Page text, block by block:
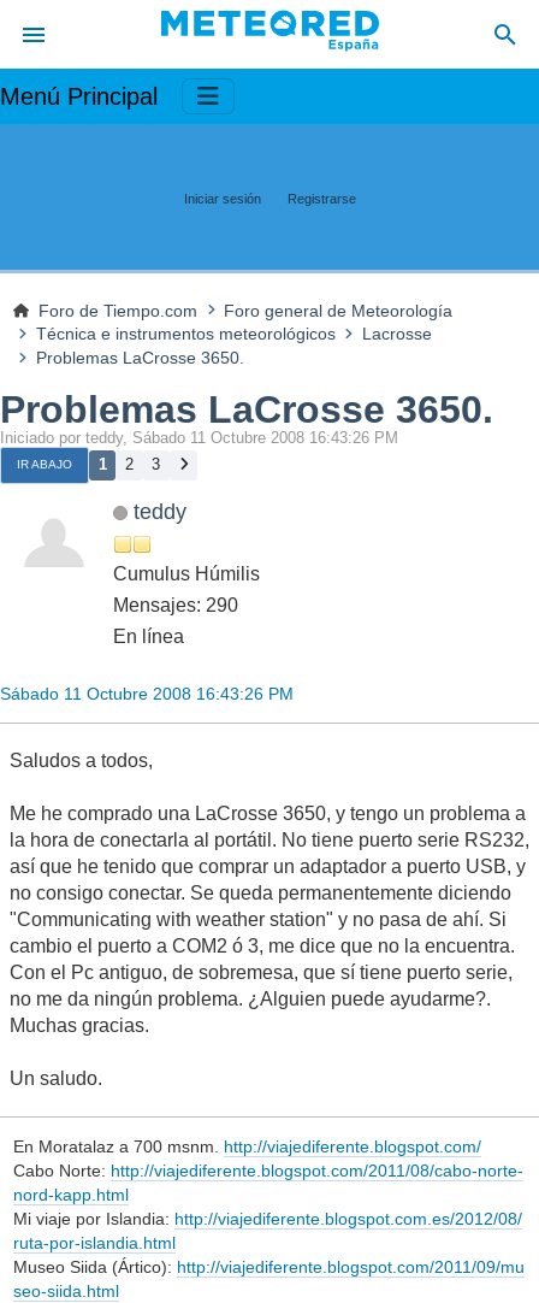
Menú Principal
Iniciar sesión Registrarse
Foro de Tiempo.com
Foro general de Meteorología
Técnica e instrumentos meteorológicos
Lacrosse
Problemas LaCrosse 3650.
Problemas LaCrosse 3650.
Iniciado por teddy, Sábado 11 Octubre 2008 16:43:26 PM
IR ABAJO 1 2 3
teddy
Cumulus Húmilis
Mensajes: 290
En línea
Sábado 11 Octubre 2008 16:43:26 PM
Saludos a todos,
Me he comprado una LaCrosse 3650, y tengo un problema a
la hora de conectarla al portátil. No tiene puerto serie RS232,
así que he tenido que comprar un adaptador a puerto USB, y
no consigo conectar. Se queda permanentemente diciendo
"Communicating with weather station" y no pasa de ahí. Si
cambio el puerto a COM2 ó 3, me dice que no la encuentra.
Con el Pc antiguo, de sobremesa, que sí tiene puerto serie,
no me da ningún problema. ¿Alguien puede ayudarme?.
Muchas gracias.
Un saludo.
En Moratalaz a 700 msnm. http://viajediferente.blogspot.com/
Cabo Norte: http://viajediferente.blogspot.com/2011/08/cabo-norte-
nord-kapp.html
Mi viaje por Islandia: http://viajediferente.blogspot.com.es/2012/08/
ruta-por-islandia.html
Museo Siida (Ártico): http://viajediferente.blogspot.com/2011/09/mu
seo-siida.html